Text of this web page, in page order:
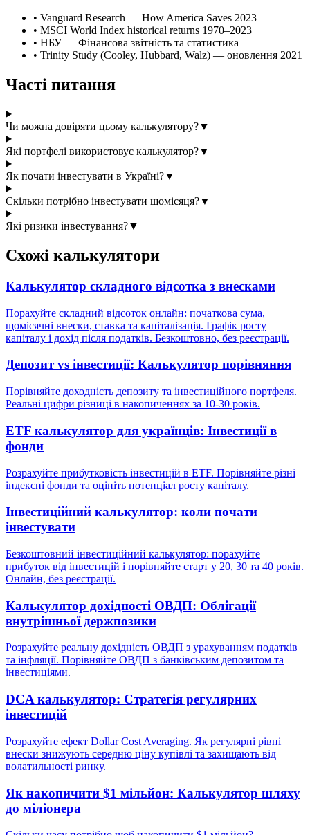
• Vanguard Research — How America Saves 2023
• MSCI World Index historical returns 1970–2023
• НБУ — Фінансова звітність та статистика
• Trinity Study (Cooley, Hubbard, Walz) — оновлення 2021
Часті питання
Чи можна довіряти цьому калькулятору?▼
Які портфелі використовує калькулятор?▼
Як почати інвестувати в Україні?▼
Скільки потрібно інвестувати щомісяця?▼
Які ризики інвестування?▼
Схожі калькулятори
Калькулятор складного відсотка з внесками
Порахуйте складний відсоток онлайн: початкова сума,
щомісячні внески, ставка та капіталізація. Графік росту
капіталу і дохід після податків. Безкоштовно, без реєстрації.
Депозит vs інвестиції: Калькулятор порівняння
Порівняйте доходність депозиту та інвестиційного портфеля.
Реальні цифри різниці в накопиченнях за 10-30 років.
ETF калькулятор для українців: Інвестиції в
фонди
Розрахуйте прибутковість інвестицій в ETF. Порівняйте різні
індексні фонди та оцініть потенціал росту капіталу.
Інвестиційний калькулятор: коли почати
інвестувати
Безкоштовний інвестиційний калькулятор: порахуйте
прибуток від інвестицій і порівняйте старт у 20, 30 та 40 років.
Онлайн, без реєстрації.
Калькулятор дохідності ОВДП: Облігації
внутрішньої держпозики
Розрахуйте реальну дохідність ОВДП з урахуванням податків
та інфляції. Порівняйте ОВДП з банківським депозитом та
інвестиціями.
DCA калькулятор: Стратегія регулярних
інвестицій
Розрахуйте ефект Dollar Cost Averaging. Як регулярні рівні
внески знижують середню ціну купівлі та захищають від
волатильності ринку.
Як накопичити $1 мільйон: Калькулятор шляху
до міліонера